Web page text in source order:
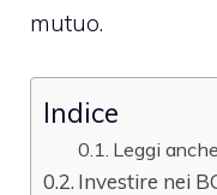
mutuo.
Indice
Leggi anche
Investire nei